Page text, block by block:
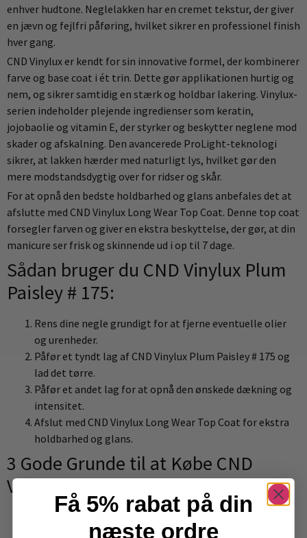
enhver hudtone. Neglelakken har en cremet tekstur, der giver
en jævn og fejlfri påføring, hvilket sikrer en professionel finish
hver gang.
CND Vinylux er kendt for sin innovative formel, der kombinerer
farve og base coat i ét trin. Dette gør applikationen hurtig og
nem, og sikrer samtidig en stærk og holdbar lakering. Vinylux-
serien indeholder plejende ingredienser som keratin,
jojobaolie og vitamin E, der styrker og beskytter neglene mod
skader og afskalning. Den avancerede ProLight-teknologi
sikrer, at lakken hærder med naturligt lys, hvilket gør den
mere modstandsdygtig over for ridser og skår.
For at opnå den bedste holdbarhed og glans anbefales det at
afslutte med CND Vinylux Long Wear Top Coat. Denne top coat
forsegler farven og giver en ekstra beskyttelse, der gør, at din
manicure ser frisk og skinnende ud i op til 7 dage.
Sådan bruger du CND Vinylux Plum
Paisley # 175:
Rens dine negle grundigt for at fjerne eventuelle olier
og urenheder.
Påfør et tyndt lag af CND Vinylux Plum Paisley # 175 og
lad det tørre.
Påfør et andet lag for at opnå den ønskede dækning og
intensitet.
Afslut med CND Vinylux Long Wear Top Coat for ekstra
holdbarhed og glans.
3 Gode Grunde til at Købe CND
Vinylux Plum Paisley #175
: Holder op til 7 dage uden
afskalning, hvilket sikrer en smuk manicure i længere
Få 5% rabat på din
næste ordre